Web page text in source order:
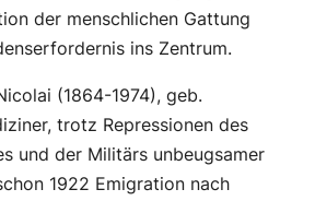
der menschlichen Gattung
ins Zentrum.
(1864-1974), geb.
trotz Repressionen des
und der Militärs unbeugsamer
1922 Emigration nach